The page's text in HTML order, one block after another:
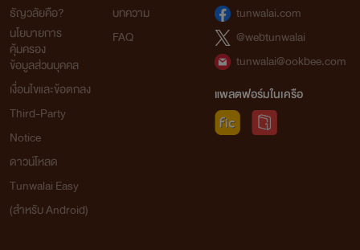
ธัญวลัยคือ?
นโยบายการ
คุ้มครอง
ข้อมูลส่วนบุคคล
เงื่อนไขและข้อตกลง
Third-Party
Notice
ดาวน์โหลด
Tunwalai Easy
(สำหรับ Android)
บทความ
FAQ
tunwalai.com
@webtunwalai
tunwalai@ookbee.com
แพลตฟอร์มในเครือ